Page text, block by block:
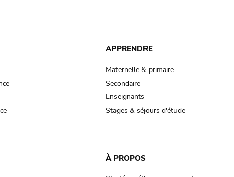
APPRENDRE
Maternelle & primaire
Secondaire
Enseignants
Stages & séjours d'étude
À PROPOS